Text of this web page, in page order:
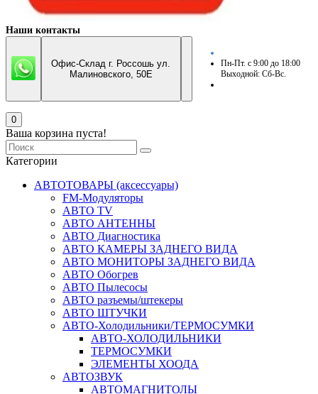
Наши контакты
Офис-Склад г. Россошь ул.
Малиновского, 50Е
Пн-Пт. с 9:00 до 18:00
Выходной: Сб-Вс.
0
Ваша корзина пуста!
Категории
АВТОТОВАРЫ (аксессуары)
FM-Модуляторы
АВТО TV
АВТО АНТЕННЫ
АВТО Диагностика
АВТО КАМЕРЫ ЗАДНЕГО ВИДА
АВТО МОНИТОРЫ ЗАДНЕГО ВИДА
АВТО Обогрев
АВТО Пылесосы
АВТО разъемы/штекеры
АВТО ШТУЧКИ
АВТО-Холодильники/ТЕРМОСУМКИ
АВТО-ХОЛОДИЛЬНИКИ
ТЕРМОСУМКИ
ЭЛЕМЕНТЫ ХООДА
АВТОЗВУК
АВТОМАГНИТОЛЫ